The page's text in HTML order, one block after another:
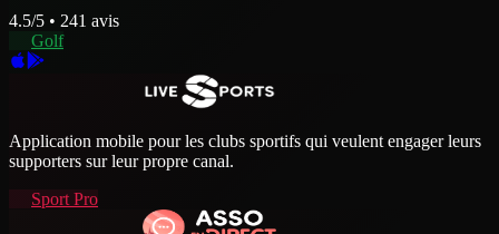
4.5/5 • 241 avis
Golf
Application mobile pour les clubs sportifs qui veulent engager leurs
supporters sur leur propre canal.
Sport Pro